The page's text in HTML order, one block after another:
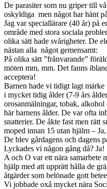
De parasiter som nu griper till
oskyldiga men något har hänt
Jag var speciallärare (40 år) på
område med stora sociala
olika sätt hade svårigheter. De
nästan alla något gemensamt:
På olika sätt ”frånvarande”
möten mm, mm. Det fanns
acceptera!
Barnen hade vi tidigt lagt
i mycket tidig ålder (7-9 års
orosanmälningar, tobak,
här barnens ålder. De var ofta
snatterier. De åkte fast men rätt
moped innan 15 utan hjälm –
De blev gårdagens och dagens
Lyckades vi någon gång då? Ja!
A och O var ett nära samarbete
hjälp med att upprätt hålla de
åtgärder som belönade gott
Vi jobbade oxå mycket nära